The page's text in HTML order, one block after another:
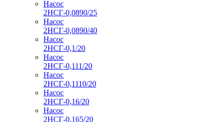
Насос
2НСГ-0,0890/25
Насос
2НСГ-0,0890/40
Насос
2НСГ-0,1/20
Насос
2НСГ-0,111/20
Насос
2НСГ-0,1110/20
Насос
2НСГ-0,16/20
Насос
2НСГ-0,165/20